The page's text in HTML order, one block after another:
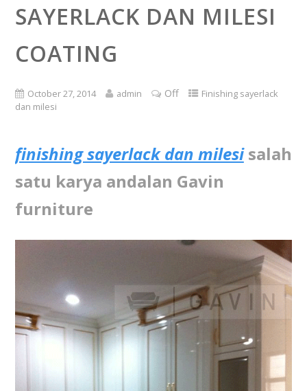
SAYERLACK DAN MILESI
COATING
October 27, 2014 admin Off
Finishing sayerlack
dan milesi
finishing sayerlack dan milesisalah
satu karya andalan Gavin
furniture